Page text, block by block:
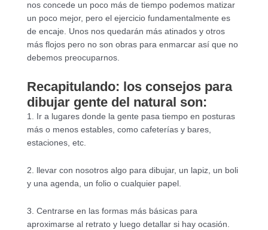
nos concede un poco más de tiempo podemos matizar
un poco mejor, pero el ejercicio fundamentalmente es
de encaje. Unos nos quedarán más atinados y otros
más flojos pero no son obras para enmarcar así que no
debemos preocuparnos.
Recapitulando: los consejos para
dibujar gente del natural son:
1. Ir a lugares donde la gente pasa tiempo en posturas
más o menos estables, como cafeterías y bares,
estaciones, etc.
2. llevar con nosotros algo para dibujar, un lapiz, un boli
y una agenda, un folio o cualquier papel.
3. Centrarse en las formas más básicas para
aproximarse al retrato y luego detallar si hay ocasión.